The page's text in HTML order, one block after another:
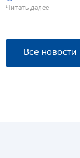
Читать далее
Все новости